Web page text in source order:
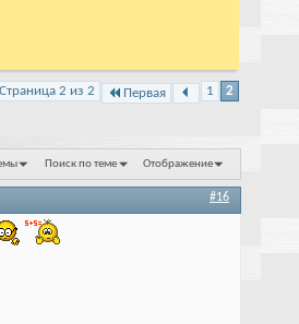
Страница 2 из 2 Первая 1 2
Поиск по теме Отображение
#16